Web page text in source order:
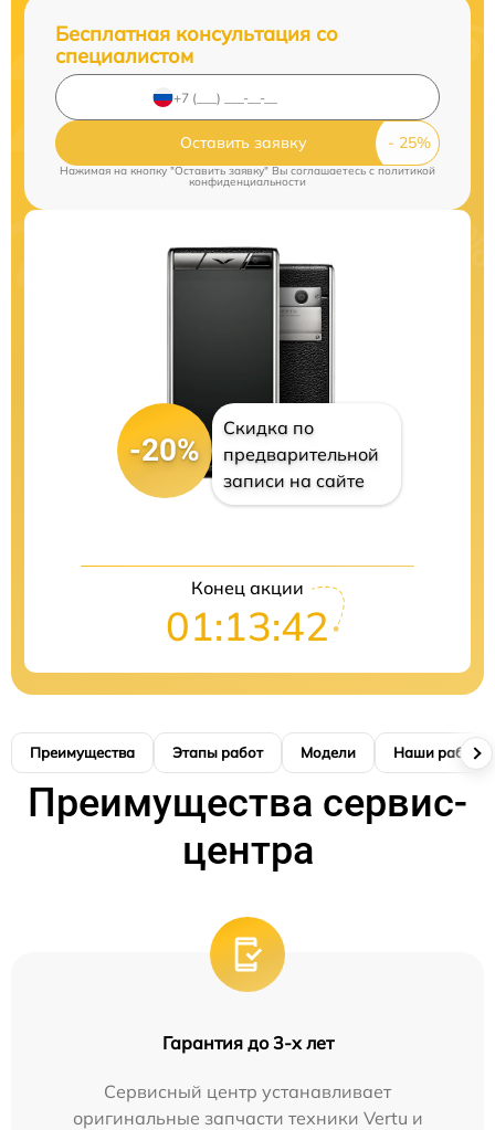
Бесплатная консультация со
специалистом
Оставить заявку
Нажимая на кнопку "Оставить заявку" Вы соглашаетесь cполитикой
конфиденциальности
-20%
Скидка по
предварительной
записи на сайте
Конец акции
01:13:41
Преимущества Этапы работ Модели Наши работы
Преимущества сервис-
центра
Гарантия до 3-х лет
Сервисный центр устанавливает
оригинальные запчасти техники Vertu и